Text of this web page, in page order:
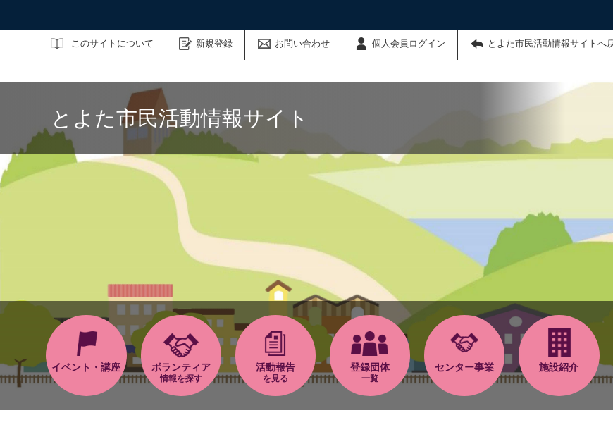
このサイトについて 新規登録 お問い合わせ 個人会員ログイン とよた市民活動情報サイトへ
サイト内検索
とよた市民活動情報サイト
イベント・講座 ボランティア
情報を探す
活動報告
を見る
登録団体
一覧
センター事業 施設紹介